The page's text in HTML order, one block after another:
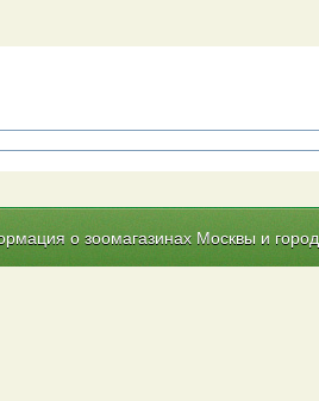
о зоомагазинах Москвы и